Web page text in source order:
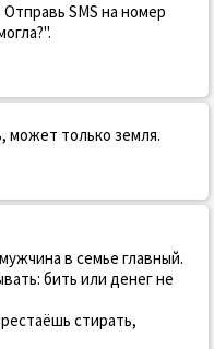
SMS на номер
может только земля.
в семье главный.
бить или денег не
стирать,